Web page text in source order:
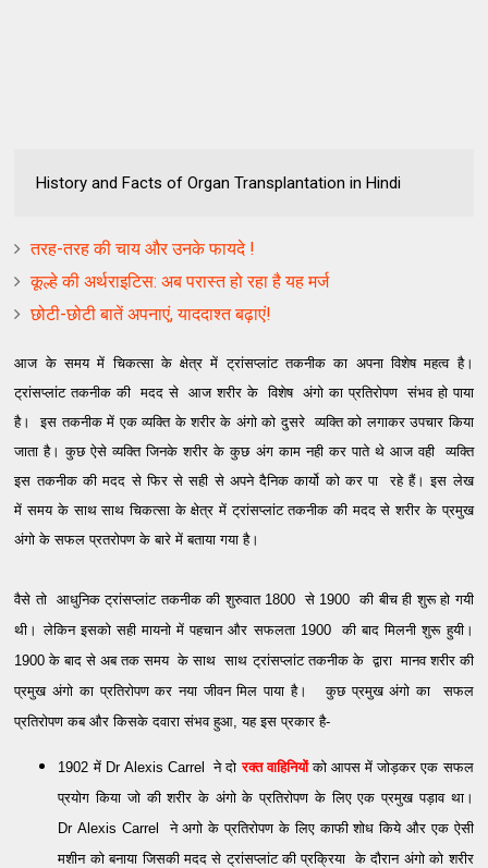
History and Facts of Organ Transplantation in Hindi
तरह-तरह की चाय और उनके फायदे !
कूल्हे की अर्थराइटिस: अब परास्त हो रहा है यह मर्ज
छोटी-छोटी बातें अपनाएं, याददाश्त बढ़ाएं!
आज के समय में चिकत्सा के क्षेत्र में ट्रांसप्लांट तकनीक का अपना विशेष महत्व है।
ट्रांसप्लांट तकनीककी मदद से आज शरीर के विशेष अंगो का प्रतिरोपण संभव हो पाया
है।इस तकनीक में एक व्यक्ति केशरीर के अंगो को दुसरे व्यक्ति को लगाकर उपचार किया
जाता है। कुछ ऐसे व्यक्ति जिनके शरीर के कुछ अंग काम नही कर पाते थे आज वही व्यक्ति
इस तकनीक की मदद से फिर से सही से अपने दैनिक कार्यो को कर पा रहे हैं। इस लेख
में समय के साथ साथ चिकत्सा के क्षेत्र में ट्रांसप्लांट तकनीक की मदद से शरीर के प्रमुख
अंगो के सफलप्रतरोपण के बारे में बताया गया है।
वैसे तो आधुनिक ट्रांसप्लांट तकनीक की शुरुवात 1800 से 1900 की बीच ही शुरू हो गयी
थी। लेकिन इसको सही मायनो में पहचान और सफलता 1900 की बाद मिलनी शुरू हुयी।
1900 के बाद से अब तक समय के साथ साथ ट्रांसप्लांट तकनीक के द्वारा मानव शरीर की
प्रमुख अंगो का प्रतिरोपण कर नया जीवन मिल पाया है। कुछ प्रमुख अंगो का सफल
प्रतिरोपण कब और किसके दवारा संभव हुआ, यह इस प्रकार है-
1902 में Dr Alexis Carrel ने दो रक्त वाहिनियोंको आपस में जोड़कर एक सफल
प्रयोग किया जो की शरीर के अंगो के प्रतिरोपण के लिए एक प्रमुख पड़ाव था।
DrAlexis Carrel
ने अगो के प्रतिरोपण के लिए काफी शोध किये और एक ऐसी
मशीन को बनाया जिसकी मदद से ट्रांसप्लांट की प्रक्रिया के दौरान अंगो को शरीर